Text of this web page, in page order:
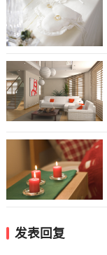
发表回复